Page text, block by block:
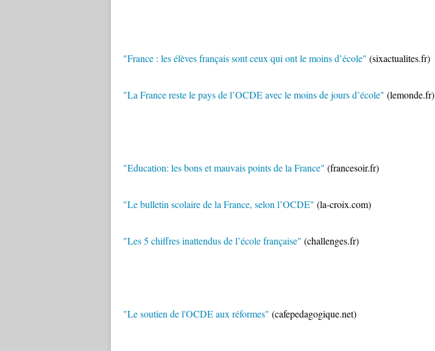
"France : les élèves français sont ceux qui ont le moins d’école" (sixactualites.fr)
"La France reste le pays de l’OCDE avec le moins de jours d’école" (lemonde.fr)
"Education: les bons et mauvais points de la France" (francesoir.fr)
"Le bulletin scolaire de la France, selon l’OCDE" (la-croix.com)
"Les 5 chiffres inattendus de l’école française" (challenges.fr)
"Le soutien de l'OCDE aux réformes" (cafepedagogique.net)